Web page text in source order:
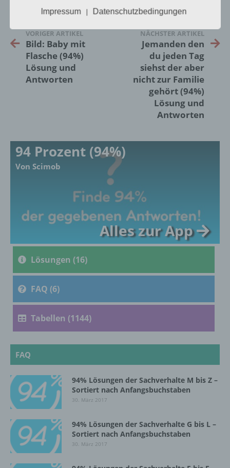
VORIGER ARTIKEL
Bild: Baby mit
Flasche (94%)
Lösung und
Antworten
NÄCHSTER ARTIKEL
Jemanden den
du jeden Tag
siehst der aber
nicht zur Familie
gehört (94%)
Lösung und
Antworten
94 Prozent (94%)
Von Scimob
Alles zur App
Lösungen (16)
FAQ (6)
Tabellen (1144)
FAQ
94% Lösungen der Sachverhalte M bis Z –
Sortiert nach Anfangsbuchstaben
30. März 2017
94% Lösungen der Sachverhalte G bis L –
Sortiert nach Anfangsbuchstaben
30. März 2017
insbesondere mittels Zuordnung zu einer
Kennnummer, zu Standortdaten, zu einer
Online-Kennung oder zu einem oder
mehreren besonderen Merkmalen, die
Ausdruck der physischen, physiologischen,
genetischen, psychischen, wirtschaftlichen,
kulturellen oder sozialen Identität dieser
natürlichen Person sind, identifiziert werden
b) betroffene Person
Betroffene Person ist jede identifizierte oder
identifizierbare natürliche Person, deren
personenbezogene Daten von dem für die
Verarbeitung Verantwortlichen verarbeitet
c) Verarbeitung
Verarbeitung ist jeder mit oder ohne Hilfe
automatisierter Verfahren ausgeführte
Vorgang oder jede solche Vorgangsreihe im
Daten wie das Erheben, das Erfassen, die
Organisation, das Ordnen, die Speicherung,
Verknüpfung, die Einschränkung, das
Löschen oder die Vernichtung.
d) Einschränkung der Verarbeitung
Einschränkung der Verarbeitung ist die
Impressum
Datenschutzbedingungen